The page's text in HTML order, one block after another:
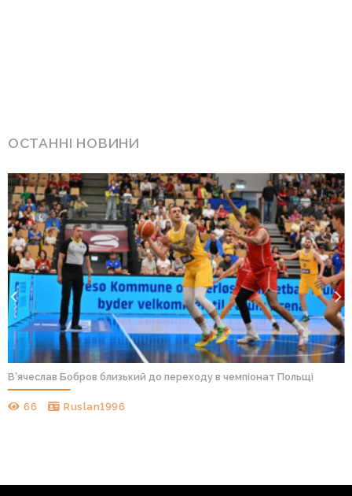
ОСТАННІ НОВИНИ
В’ячеслав Бобров близький до переходу в чемпіонат Польщі
66 Ruslan1996